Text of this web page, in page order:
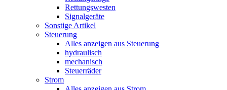
Rettungswesten
Signalgeräte
Sonstige Artikel
Steuerung
Alles anzeigen aus Steuerung
hydraulisch
mechanisch
Steuerräder
Strom